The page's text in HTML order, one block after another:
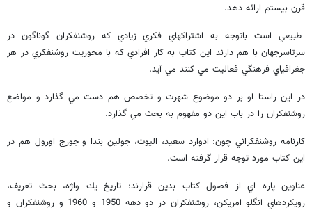
قرن بيستم ارائه دهد.
طبيعي است باتوجه به اشتراكهاي فكري زيادي كه روشنفكران گوناگون در
سرتاسرجهان با هم دارند اين كتاب به كار افرادي كه با محوريت روشنفكري در هر
جغرافياي فرهنگي فعاليت مي كنند مي آيد.
در اين راستا او بر دو موضوع شهرت و تخصص هم دست مي گذارد و مواضع
روشنفكران را در باب اين دو مفهوم به بحث مي گذارد.
كارنامه روشنفكراني چون: ادوارد سعيد، اليوت، جولين بندا و جورج اورول هم در
اين كتاب مورد توجه قرار گرفته است.
عناوين پاره اي از فصول كتاب بدين قرارند: تاريخ يك واژه، بحث تعريف،
رويكردهاي انگلو امريكن، روشنفكران در دو دهه 1950 و 1960 و روشنفكران و